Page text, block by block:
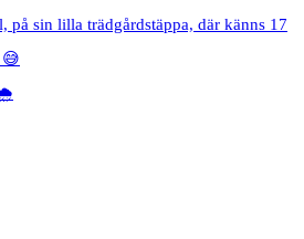
på sin lilla trädgårdstäppa, där känns 17
😅
🌧️